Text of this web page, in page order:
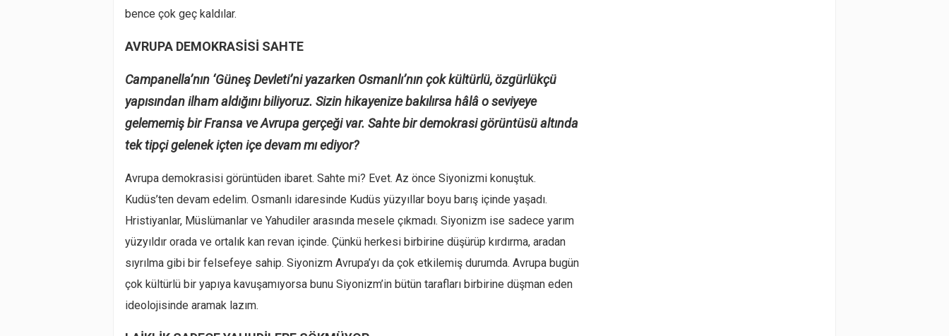
bence çok geç kaldılar.
AVRUPA DEMOKRASİSİ SAHTE
Campanella’nın ‘Güneş Devleti’ni yazarken Osmanlı’nın çok kültürlü, özgürlükçü
yapısından ilham aldığını biliyoruz. Sizin hikayenize bakılırsa hâlâ o seviyeye
gelememiş bir Fransa ve Avrupa gerçeği var. Sahte bir demokrasi görüntüsü altında
tek tipçi gelenek içten içe devam mı ediyor?
Avrupa demokrasisi görüntüden ibaret. Sahte mi? Evet. Az önce Siyonizmi konuştuk.
Kudüs’ten devam edelim. Osmanlı idaresinde Kudüs yüzyıllar boyu barış içinde yaşadı.
Hristiyanlar, Müslümanlar ve Yahudiler arasında mesele çıkmadı. Siyonizm ise sadece yarım
yüzyıldır orada ve ortalık kan revan içinde. Çünkü herkesi birbirine düşürüp kırdırma, aradan
sıyrılma gibi bir felsefeye sahip. Siyonizm Avrupa’yı da çok etkilemiş durumda. Avrupa bugün
çok kültürlü bir yapıya kavuşamıyorsa bunu Siyonizm’in bütün tarafları birbirine düşman eden
ideolojisinde aramak lazım.